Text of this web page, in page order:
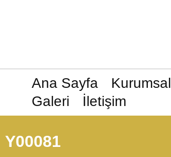
Ana Sayfa Kurumsal
Galeri
İletişim
Y00081